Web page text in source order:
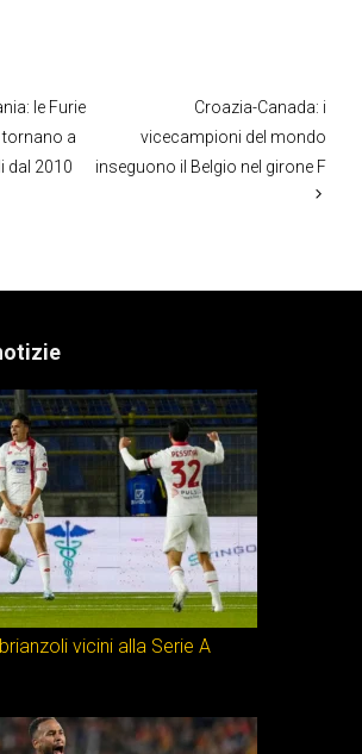
le Furie
tornano a
dal 2010
Croazia-Canada: i
vicecampioni del mondo
inseguono il Belgio nel girone F
vicini alla Serie A